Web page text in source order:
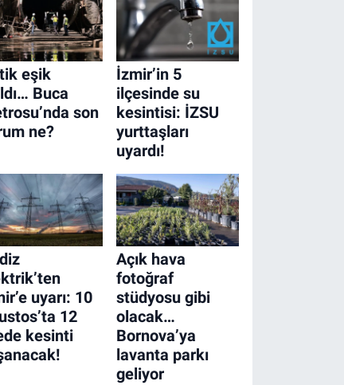
eşik
Buca
son
ne?
İzmir’in 5
ilçesinde su
kesintisi: İZSU
yurttaşları
uyardı!
uyarı: 10
12
kesinti
Açık hava
fotoğraf
stüdyosu gibi
olacak…
Bornova’ya
lavanta parkı
geliyor